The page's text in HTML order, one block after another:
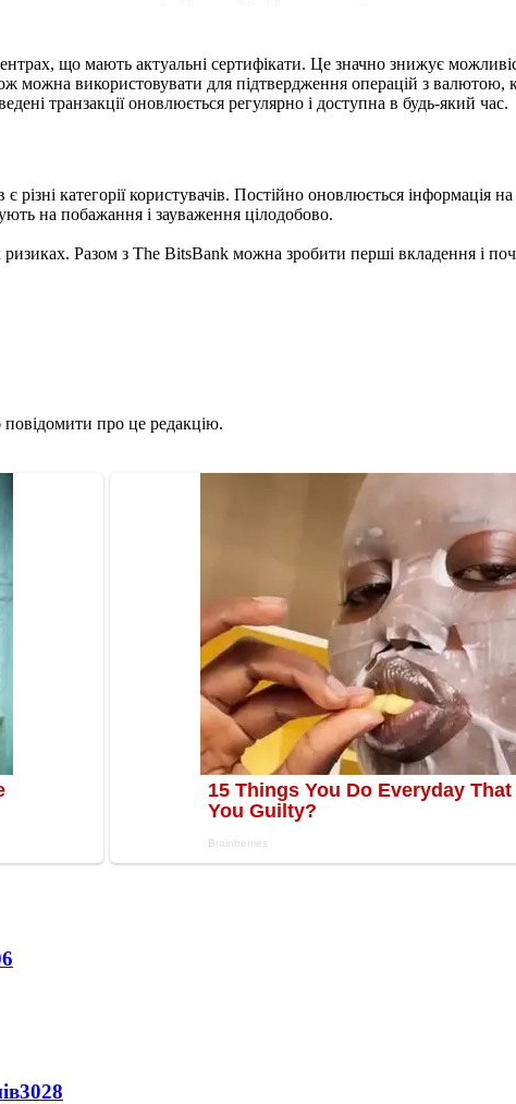
що мають актуальні сертифікати. Це значно знижує
використовувати для підтвердження операцій з валютою,
транзакції оновлюється регулярно і доступна в будь-який час.
категорії користувачів. Постійно оновлюється інформація
на побажання і зауваження цілодобово.
Разом з The BitsBank можна зробити перші вкладення і
про це редакцію.
3028